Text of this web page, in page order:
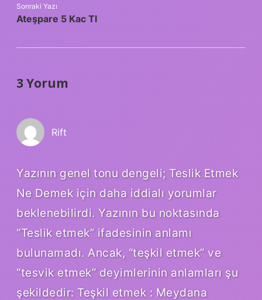
Sonraki Yazı
Ateşpare 5 Kac Tl
3 Yorum
Rift
Yazının genel tonu dengeli; Teslik Etmek
Ne Demek için daha iddialı yorumlar
beklenebilirdi. Yazının bu noktasında
“Teslik etmek” ifadesinin anlamı
bulunamadı. Ancak, “teşkil etmek” ve
“tesvik etmek” deyimlerinin anlamları şu
şekildedir: Teşkil etmek : Meydana